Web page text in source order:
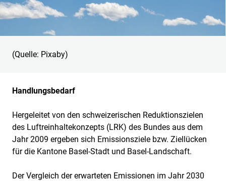
(Quelle: Pixaby)
Handlungsbedarf
Hergeleitet von den schweizerischen Reduktionszielen
des Luftreinhaltekonzepts (LRK) des Bundes aus dem
Jahr 2009 ergeben sich Emissionsziele bzw. Ziellücken
für die Kantone Basel-Stadt und Basel-Landschaft.
Der Vergleich der erwarteten Emissionen im Jahr 2030